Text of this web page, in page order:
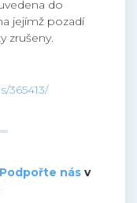
do
jejímž pozadí
zrušeny.
365413/
Podpořte násv